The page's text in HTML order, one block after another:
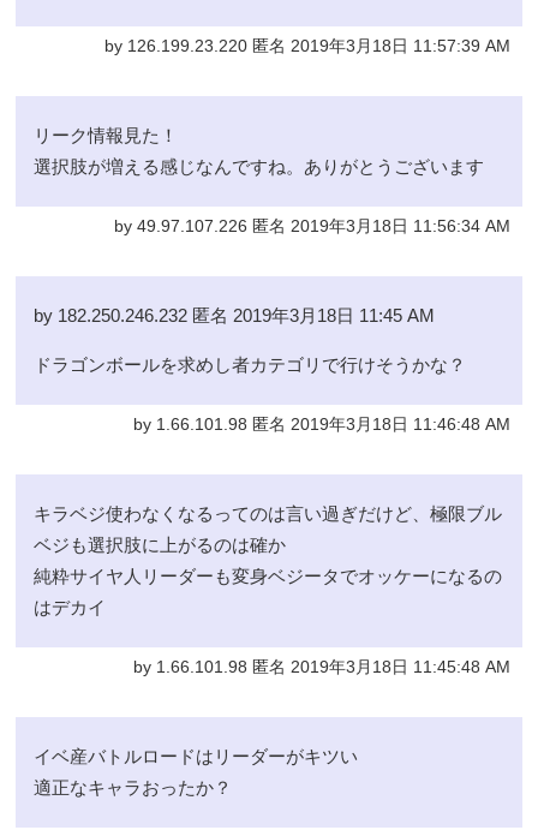
by 126.199.23.220 匿名 2019年3月18日 11:57:39 AM
リーク情報見た！
選択肢が増える感じなんですね。ありがとうございます
by 49.97.107.226 匿名 2019年3月18日 11:56:34 AM
by 182.250.246.232 匿名 2019年3月18日 11:45 AM
ドラゴンボールを求めし者カテゴリで行けそうかな？
by 1.66.101.98 匿名 2019年3月18日 11:46:48 AM
キラベジ使わなくなるってのは言い過ぎだけど、極限ブル
ベジも選択肢に上がるのは確か
純粋サイヤ人リーダーも変身ベジータでオッケーになるの
はデカイ
by 1.66.101.98 匿名 2019年3月18日 11:45:48 AM
イベ産バトルロードはリーダーがキツい
適正なキャラおったか？